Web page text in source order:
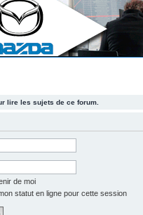
lire les sujets de ce forum.
de moi
statut en ligne pour cette session